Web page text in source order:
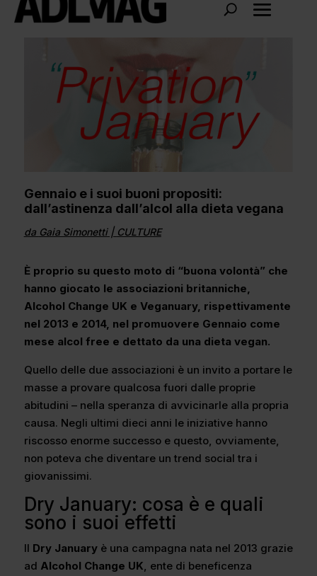
Gennaio e i suoi buoni propositi:
dall’astinenza dall’alcol alla dieta vegana
da Gaia Simonetti| CULTURE
È proprio su questo moto di “buona volontà” che
hanno giocato le associazioni britanniche,
Alcohol Change UK e Veganuary, rispettivamente
nel 2013 e 2014, nel promuovere Gennaio come
mese alcol free e dettato da una dieta vegan.
Quello delle due associazioni è un invito a portare le
masse a provare qualcosa fuori dalle proprie
abitudini – nella speranza di avvicinarle alla propria
causa. Negli ultimi dieci anni le iniziative hanno
riscosso enorme successo e questo, ovviamente,
non poteva che diventare un trend social tra i
giovanissimi.
Dry January: cosa è e quali
sono i suoi effetti
Il Dry Januaryè una campagna nata nel 2013 grazie
ad Alcohol Change UK, ente di beneficenza